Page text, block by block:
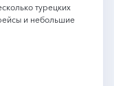
турецких
и небольшие